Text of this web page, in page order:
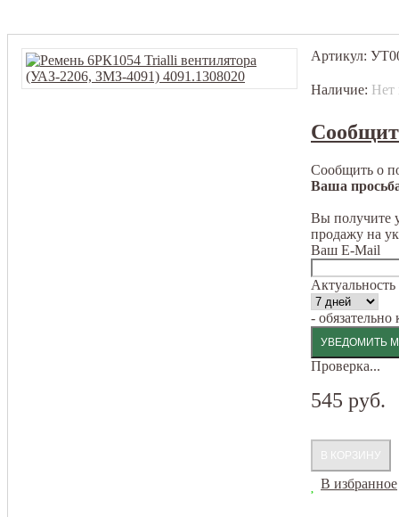
Артикул:
Наличие: Нет
Сообщить о
Ваша
Вы получите
продажу на
Ваш E-Mail
Актуальность
-
Проверка...
545 руб.
В избранное